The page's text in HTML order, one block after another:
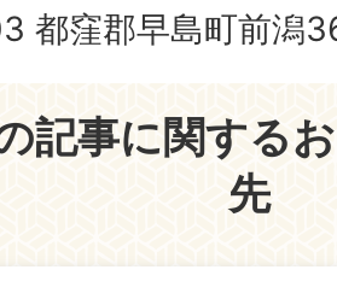
都窪郡早島町前潟
記事に関する
先